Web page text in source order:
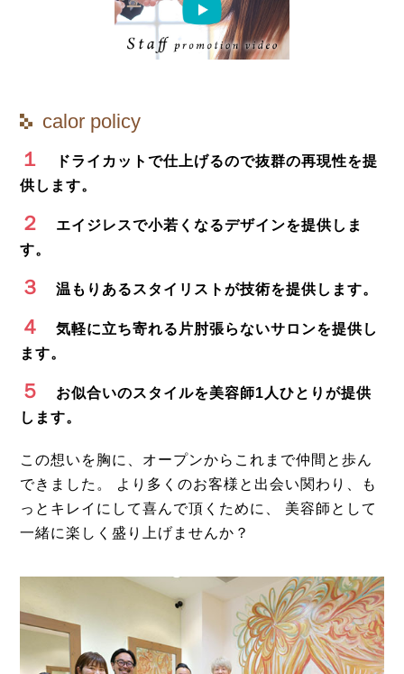
calor policy
１
ドライカットで仕上げるので抜群の再現性を提
供します。
２
エイジレスで小若くなるデザインを提供しま
す。
３ 温もりあるスタイリストが技術を提供します。
４
気軽に立ち寄れる片肘張らないサロンを提供し
ます。
５
お似合いのスタイルを美容師1人ひとりが提供
します。
この想いを胸に、オープンからこれまで仲間と歩ん
できました。
より多くのお客様と出会い関わり、も
っとキレイにして喜んで頂くために、
美容師として
一緒に楽しく盛り上げませんか？